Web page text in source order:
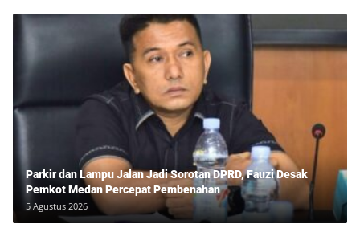
Parkir dan Lampu Jalan Jadi Sorotan DPRD, Fauzi Desak
Pemkot Medan Percepat Pembenahan
5 Agustus 2026